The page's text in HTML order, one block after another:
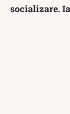
socializare.